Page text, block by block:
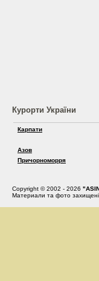
Курорти України
Карпати
Азов
Причорноморря
Copyright © 2002 - 2026
Материали та фото